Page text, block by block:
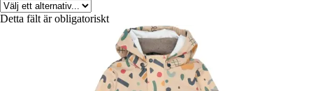
Detta fält är obligatoriskt